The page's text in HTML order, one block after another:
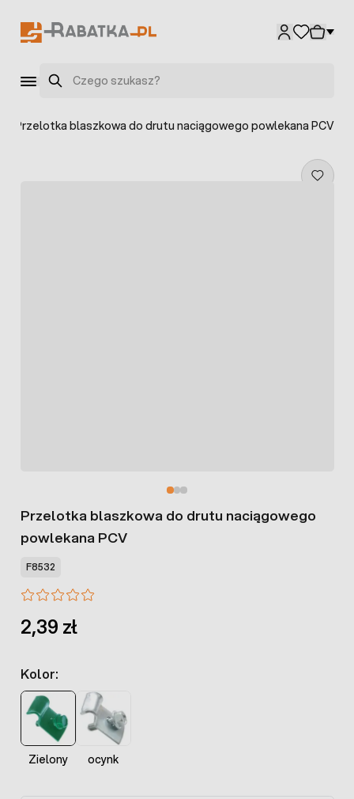
Szukaj
Przelotka blaszkowa do drutu naciągowego powlekana PCV
Przelotka blaszkowa do drutu naciągowego
powlekana PCV
F8532
2,39 zł
Kolor:
Zielony ocynk